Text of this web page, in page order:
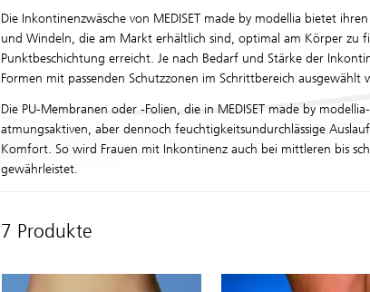
Die Inkontinenzwäsche von MEDISET made by modellia bietet
und Windeln, die am Markt erhältlich sind, optimal am Körper zu
Punktbeschichtung erreicht. Je nach Bedarf und Stärke der
Formen mit passenden Schutzzonen im Schrittbereich ausgewählt
Die PU-Membranen oder -Folien, die in MEDISET made by modellia
atmungsaktiven, aber dennoch feuchtigkeitsundurchlässige
Komfort. So wird Frauen mit Inkontinenz auch bei mittleren bis
gewährleistet.
7 Produkte